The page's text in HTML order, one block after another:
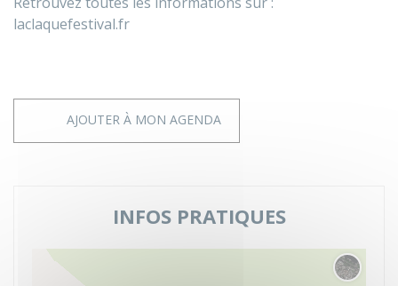
laclaquefestival.fr
AJOUTER À MON AGENDA
INFOS PRATIQUES